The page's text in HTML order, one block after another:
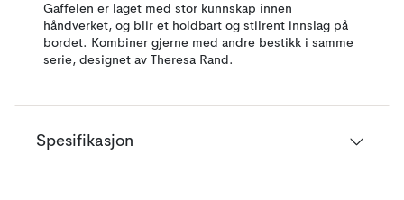
Gaffelen er laget med stor kunnskap innen
håndverket, og blir et holdbart og stilrent innslag på
bordet. Kombiner gjerne med andre bestikk i samme
serie, designet av Theresa Rand.
Spesifikasjon